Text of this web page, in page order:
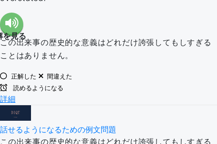
を見る
この出来事の歴史的な意義はどれだけ誇張してもしすぎる
ことはありません。
正解した
間違えた
読めるようになる
詳細
話せるようになるための例文問題
この出来事の歴史的な意義はどれだけ誇張してもしすぎる